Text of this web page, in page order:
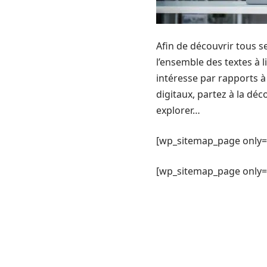
Afin de découvrir tous
l’ensemble des textes
intéresse par rapports
digitaux, partez à la
explorer…
[wp_sitemap_page
[wp_sitemap_page